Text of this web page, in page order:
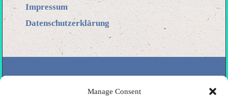
Manage Consent
Impressum
Datenschutzerklärung